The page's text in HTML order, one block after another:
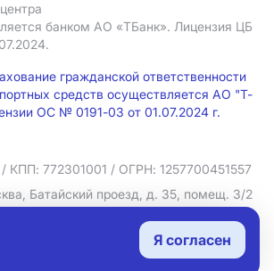
банком АO «ТБанк». Лицензия ЦБ
гражданской ответственности
средств осуществляется АО "Т-
ОС № 0191-03 от 01.07.2024 г.
/ КПП: 772301001 / ОГРН: 1257700451557
Батайский проезд, д. 35, помещ. 3/2
обработки персональных данных
рассылку
Я согласен